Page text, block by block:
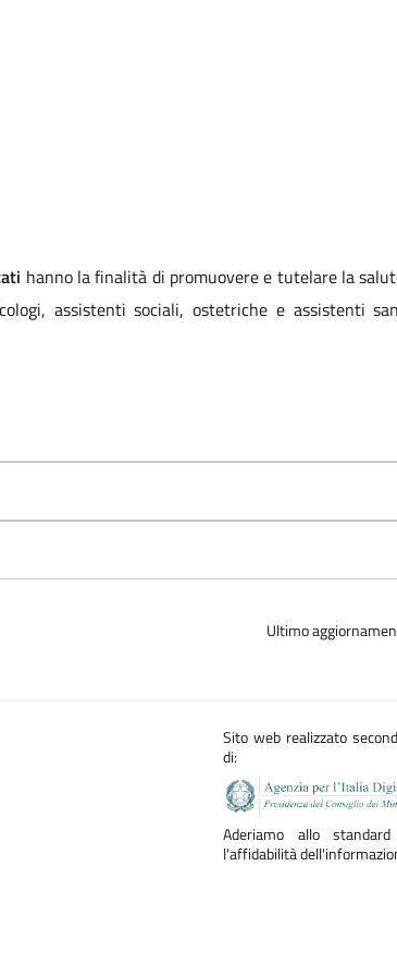
hanno la finalità di promuovere e tutelare la
assistenti sociali, ostetriche e assistenti
Ultimo
Sito web realizzato
di:
Aderiamo allo
l'affidabilità